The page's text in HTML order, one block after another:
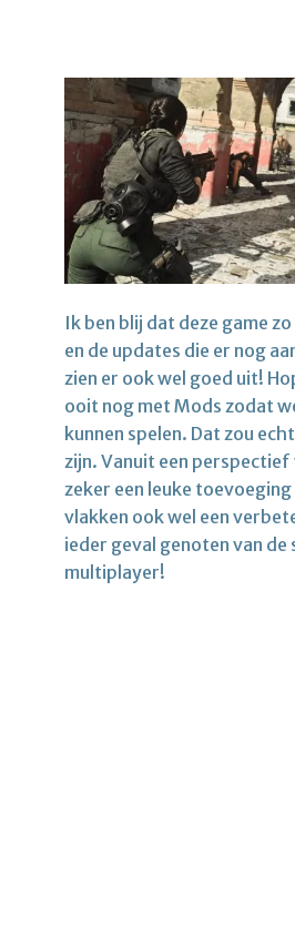
Ik ben blij dat deze game
en de updates die er nog
zien er ook wel goed uit!
ooit nog met Mods zodat
kunnen spelen. Dat zou
zijn. Vanuit een perspectief
zeker een leuke
vlakken ook wel een
ieder geval genoten van de
multiplayer!